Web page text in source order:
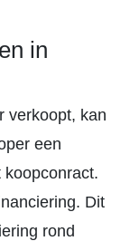
in
verkoopt, kan
een
Dit
rond